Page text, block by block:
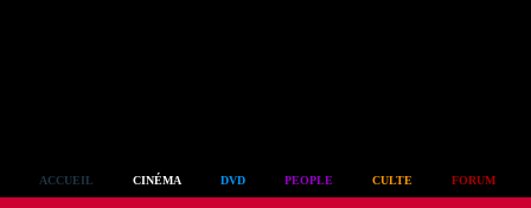
ACCUEIL CINÉMA DVD PEOPLE CULTE FORUM